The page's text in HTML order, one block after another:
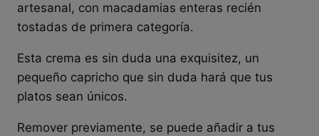
artesanal, con macadamias enteras recién
tostadas de primera categoría.
Esta crema es sin duda una exquisitez, un
pequeño capricho que sin duda hará que tus
platos sean únicos.
Remover previamente, se puede añadir a tus